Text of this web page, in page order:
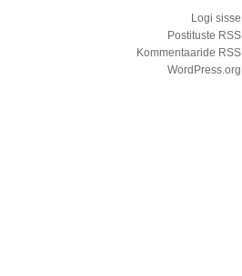
Logi sisse
Postituste RSS
Kommentaaride RSS
WordPress.org